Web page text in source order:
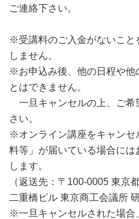
ご連絡下さい。
※受講料のご入金がないこと
しません。
※お申込み後、他の日程や他
とはできません。
一旦キャンセルの上、ご希
さい。
※オンライン講座をキャンセ
料等」が届いている場合に
します。
（返送先：〒100-0005 東京
二重橋ビル 東京商工会議所
※一旦キャンセルされた場合